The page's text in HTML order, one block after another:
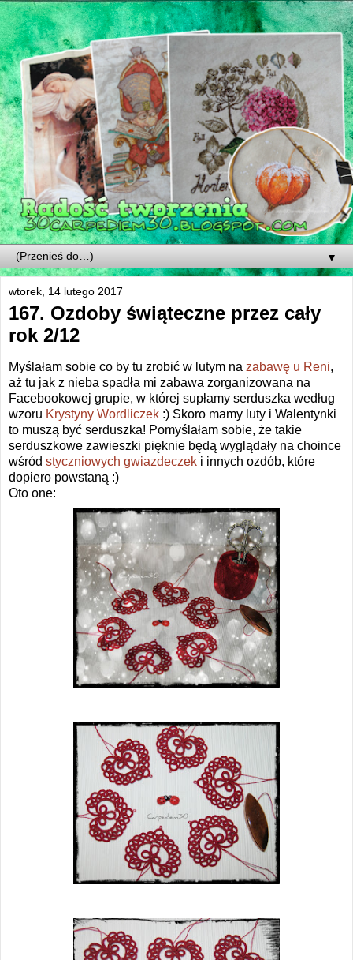
▼
wtorek, 14 lutego 2017
167. Ozdoby świąteczne przez cały
rok 2/12
Myślałam sobie co by tu zrobić w lutym na zabawę u Reni,
aż tu jak z nieba spadła mi zabawa zorganizowana na
Facebookowej grupie, w której supłamy serduszka według
wzoru Krystyny Wordliczek :) Skoro mamy luty i Walentynki
to muszą być serduszka! Pomyślałam sobie, że takie
serduszkowe zawieszki pięknie będą wyglądały na choince
wśród styczniowych gwiazdeczek i innych ozdób, które
dopiero powstaną :)
Oto one: